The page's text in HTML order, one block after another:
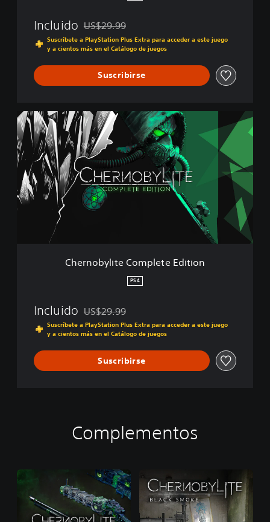
o
n
Incluido Rebajado del precio original de US$29.99
US$29.99
Suscríbete a PlayStation Plus Extra para acceder a este juego
y a cientos más en el Catálogo de juegos
Suscribirse
C
h
e
r
n
b
y
l
Chernobylite Complete Edition
PS4
Incluido Rebajado del precio original de US$29.99
US$29.99
Suscríbete a PlayStation Plus Extra para acceder a este juego
y a cientos más en el Catálogo de juegos
Suscribirse
Complementos